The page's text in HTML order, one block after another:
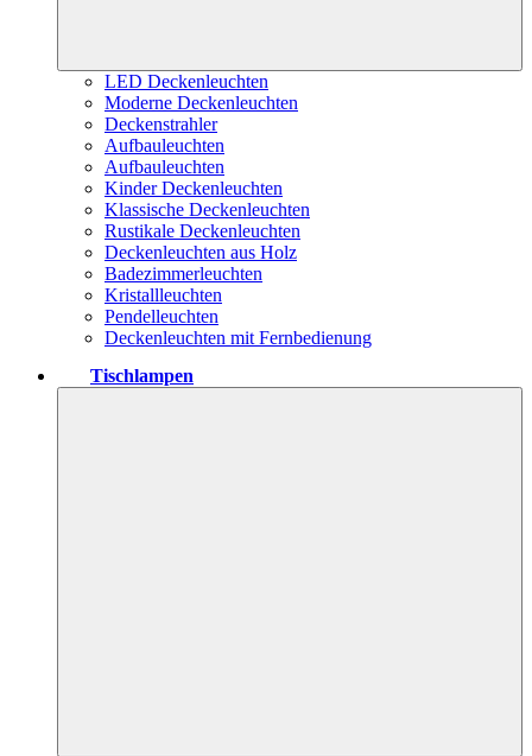
LED Deckenleuchten
Moderne Deckenleuchten
Deckenstrahler
Aufbauleuchten
Aufbauleuchten
Kinder Deckenleuchten
Klassische Deckenleuchten
Rustikale Deckenleuchten
Deckenleuchten aus Holz
Badezimmerleuchten
Kristallleuchten
Pendelleuchten
Deckenleuchten mit Fernbedienung
Tischlampen